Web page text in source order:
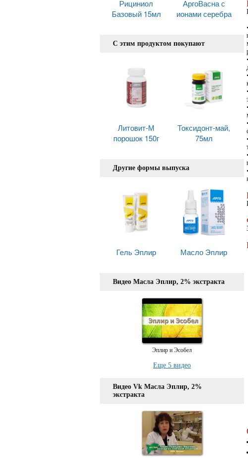
Рициниол
Базовый 15мл
АргоВасна с
ионами серебра
С этим продуктом покупают
Литовит-М
порошок 150г
Токсидонт-май,
75мл
Другие формы выпуска
Гель Эплир Масло Эплир
Видео Масла Эплир, 2% экстракта
Эплир и Эсобел
Еще 5 видео
Видео Vk Масла Эплир, 2%
экстракта